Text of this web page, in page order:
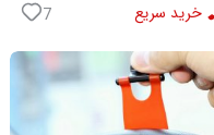
خرید سریع 7